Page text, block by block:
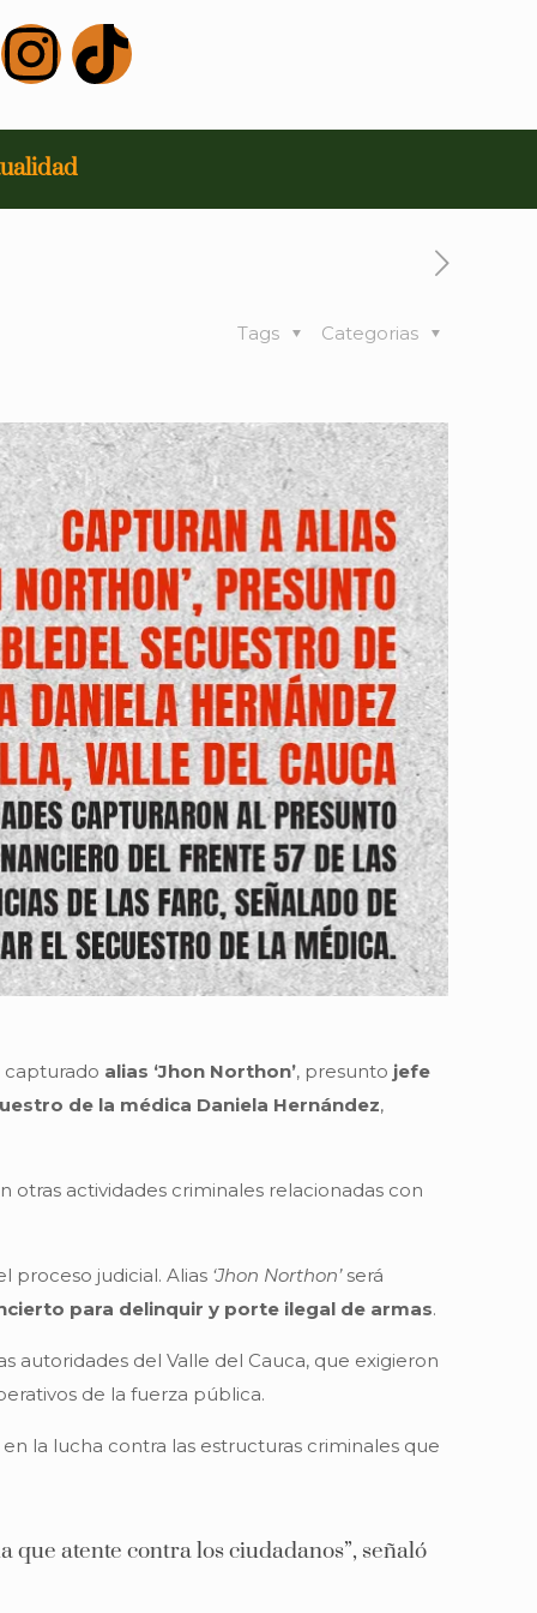
Categorias
Tags
capturado alias ‘Jhon Northon’, presunto jefe
de la médica Daniela Hernández,
actividades criminales relacionadas con
proceso judicial. Alias ‘Jhon Northon’será
para delinquir y porte ilegal de armas.
autoridades del Valle del Cauca, que exigieron
de la fuerza pública.
la lucha contra las estructuras criminales que
atente contra los ciudadanos”, señaló